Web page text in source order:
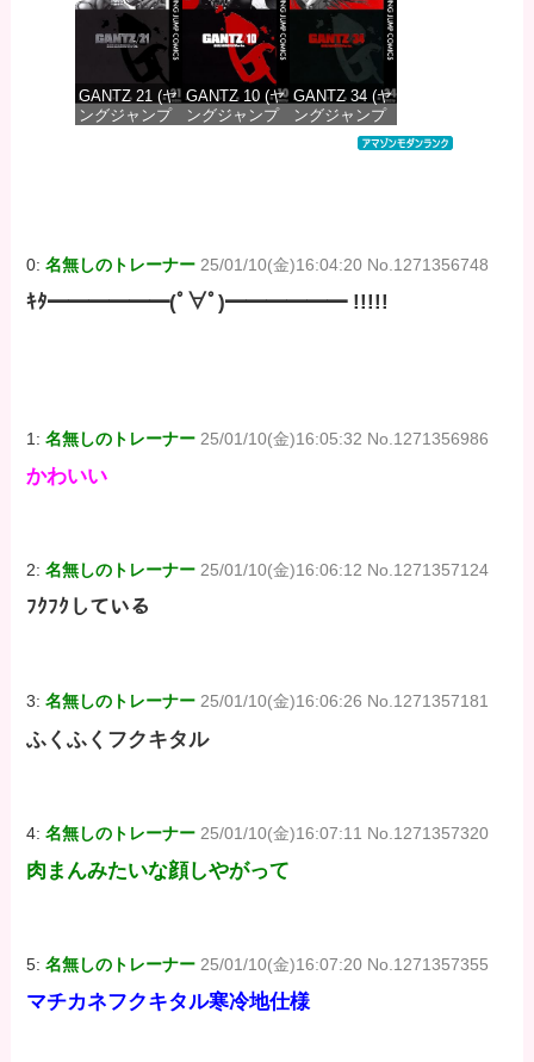
価格：¥100 価格：¥100 価格：¥100
GANTZ 21 (ヤ
ングジャンプ
GANTZ 10 (ヤ
ングジャンプ
GANTZ 34 (ヤ
ングジャンプ
コミックス
0:名無しのトレーナー 25/01/10(金)16:04:20 No.1271356748
ｷﾀ━━━━━━(ﾟ∀ﾟ)━━━━━━ !!!!!
1:名無しのトレーナー 25/01/10(金)16:05:32 No.1271356986
かわいい
2:名無しのトレーナー 25/01/10(金)16:06:12 No.1271357124
ﾌｸﾌｸしている
3:名無しのトレーナー 25/01/10(金)16:06:26 No.1271357181
ふくふくフクキタル
4:名無しのトレーナー 25/01/10(金)16:07:11 No.1271357320
肉まんみたいな顔しやがって
5:名無しのトレーナー 25/01/10(金)16:07:20 No.1271357355
マチカネフクキタル寒冷地仕様